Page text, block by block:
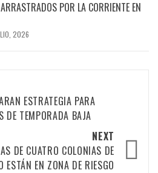
POR LA CORRIENTE EN
2026
ESTRATEGIA PARA
DE TEMPORADA BAJA
NEXT
DE CUATRO COLONIAS DE
ESTÁN EN ZONA DE RIESGO